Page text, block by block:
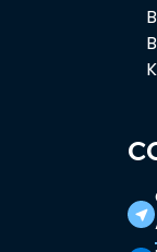
near_me